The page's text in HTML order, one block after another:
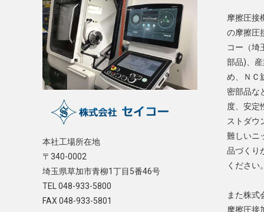
本社工場所在地
〒340-0002
埼玉県草加市青柳1丁目5番46号
TEL 048-933-5800
FAX 048-933-5801
摩擦圧接
の摩擦圧
コー（埼
部品)、
め、ＮＣ
密部品な
度、安定
ストダウ
難しいニ
品づくり
ください
また株式
摩擦圧接